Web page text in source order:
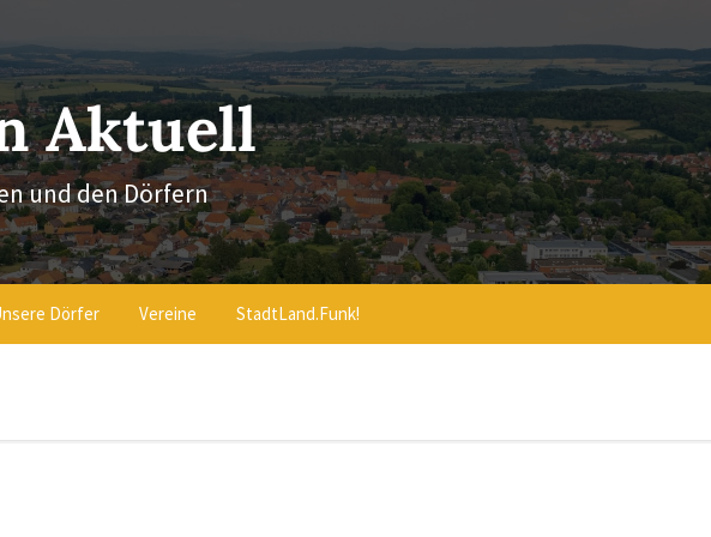
Aktuell
und den Dörfern
Dörfer Vereine
StadtLand.Funk!